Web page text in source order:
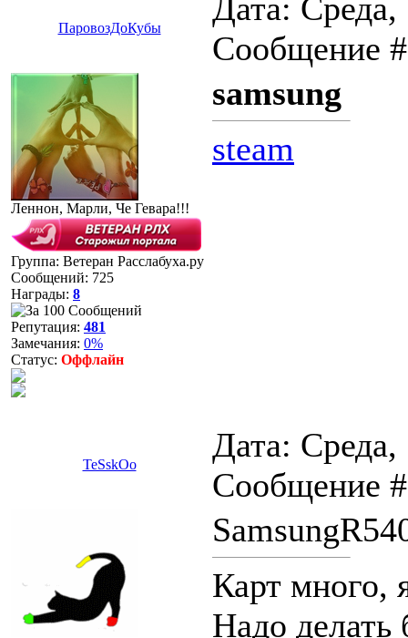
ПаровозДоКубы
Дата:
Сообщение
Леннон, Марли, Че Гевара!!!
Группа: Ветеран Расслабуха.ру
Сообщений: 725
Награды: 8
Репутация: 481
Замечания: 0%
Статус: Оффлайн
samsung
steam
TeSskOo
Дата:
Сообщение
Карт много,
Надо